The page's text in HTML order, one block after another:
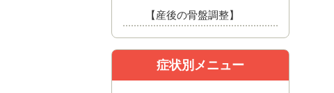
【産後の骨盤調整】
症状別メニュー